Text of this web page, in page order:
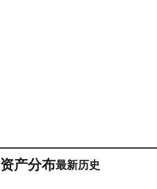
资产分布最新历史